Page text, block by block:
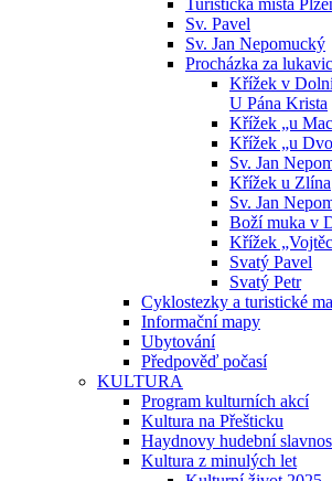
Turistická místa
Sv. Pavel
Sv. Jan Nepomucký
Procházka za
Křížek v
U Pána Krista
Křížek „u
Křížek „u
Sv. Jan
Křížek u Zlína
Sv. Jan
Boží muka v
Křížek
Svatý Pavel
Svatý Petr
Cyklostezky a turistické
Informační mapy
Ubytování
Předpověď počasí
KULTURA
Program kulturních akcí
Kultura na Přešticku
Haydnovy hudební
Kultura z minulých let